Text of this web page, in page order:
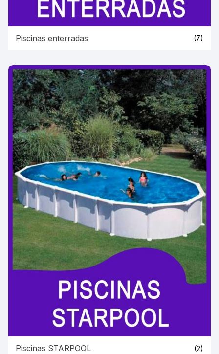
Piscinas enterradas (7)
Piscinas STARPOOL (2)